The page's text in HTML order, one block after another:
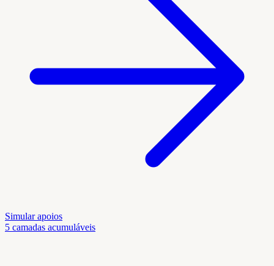
Simular apoios
5 camadas acumuláveis